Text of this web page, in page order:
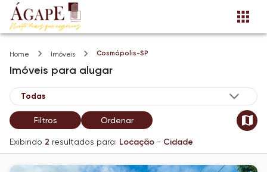
Home Imóveis Cosmópolis-SP
Imóveis para alugar
Filtros Ordenar
Exibindo 2 resultados para: Locação - Cidade